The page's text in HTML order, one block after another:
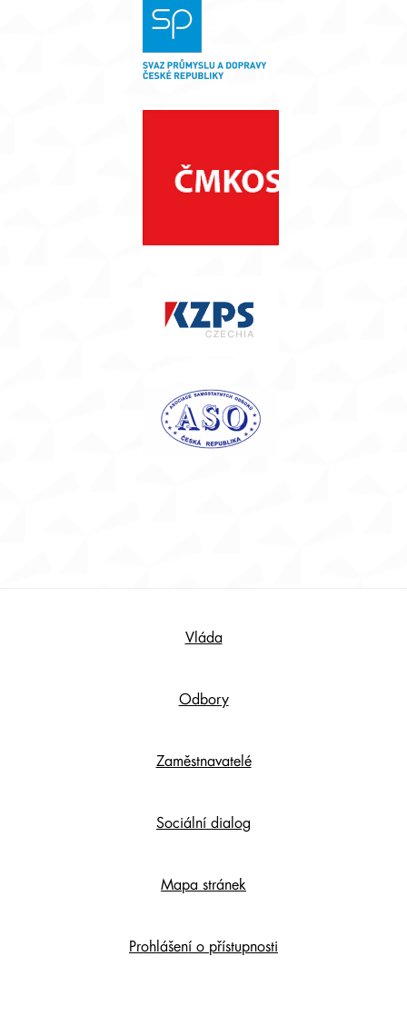
Vláda
Odbory
Zaměstnavatelé
Sociální dialog
Mapa stránek
Prohlášení o přístupnosti